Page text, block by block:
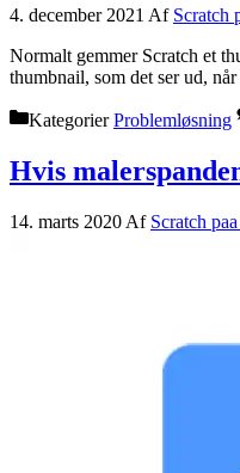
4. december 2021 Af Scratch
Normalt gemmer Scratch et
thumbnail, som det ser ud,
KategorierProblemløsning
Hvis
14. marts 2020 Af Scratch